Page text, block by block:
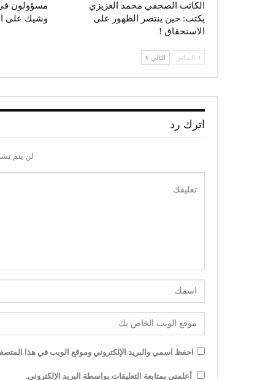
الكاتب الصحفي محمد العزيزي
يكتب: حين ينتصر الظهور على
الاستحقاق !
مسؤولون
وشيك على
السابق التالي
اترك رد
لن يتم
احفظ اسمي والبريد الإلكتروني وموقع الويب في هذا
أعلمني بمتابعة التعليقات بواسطة البريد الإلكتروني.